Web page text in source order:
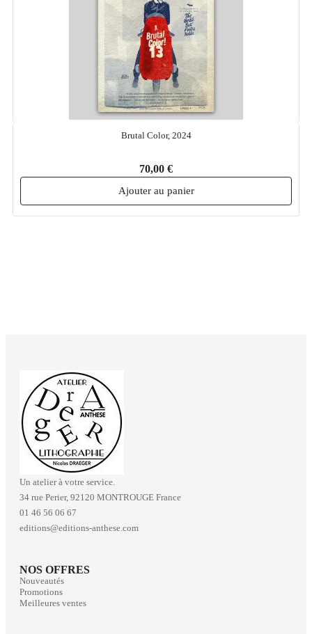
Brutal Color, 2024
70,00 €
Ajouter au panier
Un atelier à votre service.
34 rue Perier, 92120 MONTROUGE France
01 46 56 06 67
editions@editions-anthese.com
NOS OFFRES
Nouveautés
Promotions
Meilleures ventes